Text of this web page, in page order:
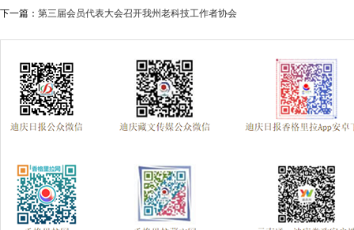
下一篇： 第三届会员代表大会召开我州老科技工作者协会